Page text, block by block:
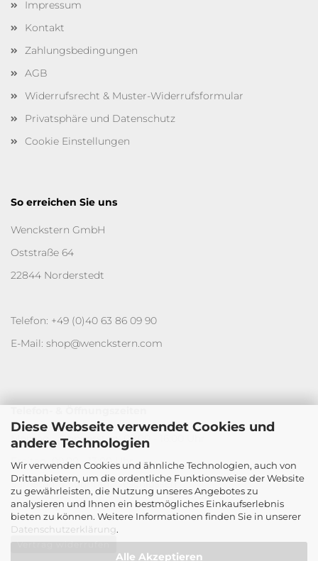
Diese Webseite verwendet Cookies und
andere Technologien
Wir verwenden Cookies und ähnliche Technologien, auch von
Drittanbietern, um die ordentliche Funktionsweise der Website
zu gewährleisten, die Nutzung unseres Angebotes zu
analysieren und Ihnen ein bestmögliches Einkaufserlebnis
bieten zu können. Weitere Informationen finden Sie in unserer
Datenschutzerklärung.
Alle Akzeptieren
Impressum
Kontakt
Zahlungsbedingungen
AGB
Widerrufsrecht & Muster-Widerrufsformular
Privatsphäre und Datenschutz
Cookie Einstellungen
So erreichen Sie uns
Wenckstern GmbH
Oststraße 64
22844 Norderstedt
Telefon: +49 (0)40 63 86 09 90
E-Mail: shop@wenckstern.com
Montag - Donnerstag: 09:00 - 16:00 Uhr
Freitag: 09:00 - 13:00 Uhr
Samstag & Sonntag: Geschlossen
Vertrag widerrufen